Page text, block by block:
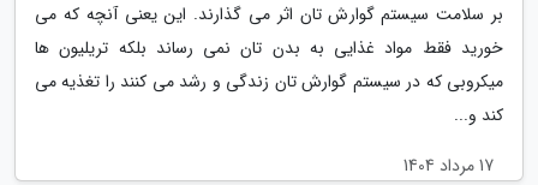
بر سلامت سیستم گوارش تان اثر می گذارند. این یعنی آنچه که می
خورید فقط مواد غذایی به بدن تان نمی رساند بلکه تریلیون ها
میکروبی که در سیستم گوارش تان زندگی و رشد می کنند را تغذیه می
کند و...
17 مرداد 1404